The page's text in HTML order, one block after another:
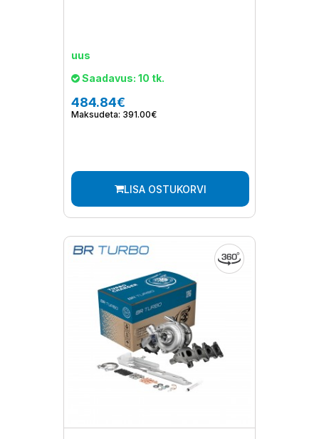
uus
Saadavus: 10 tk.
484.84€
Maksudeta: 391.00€
LISA OSTUKORVI